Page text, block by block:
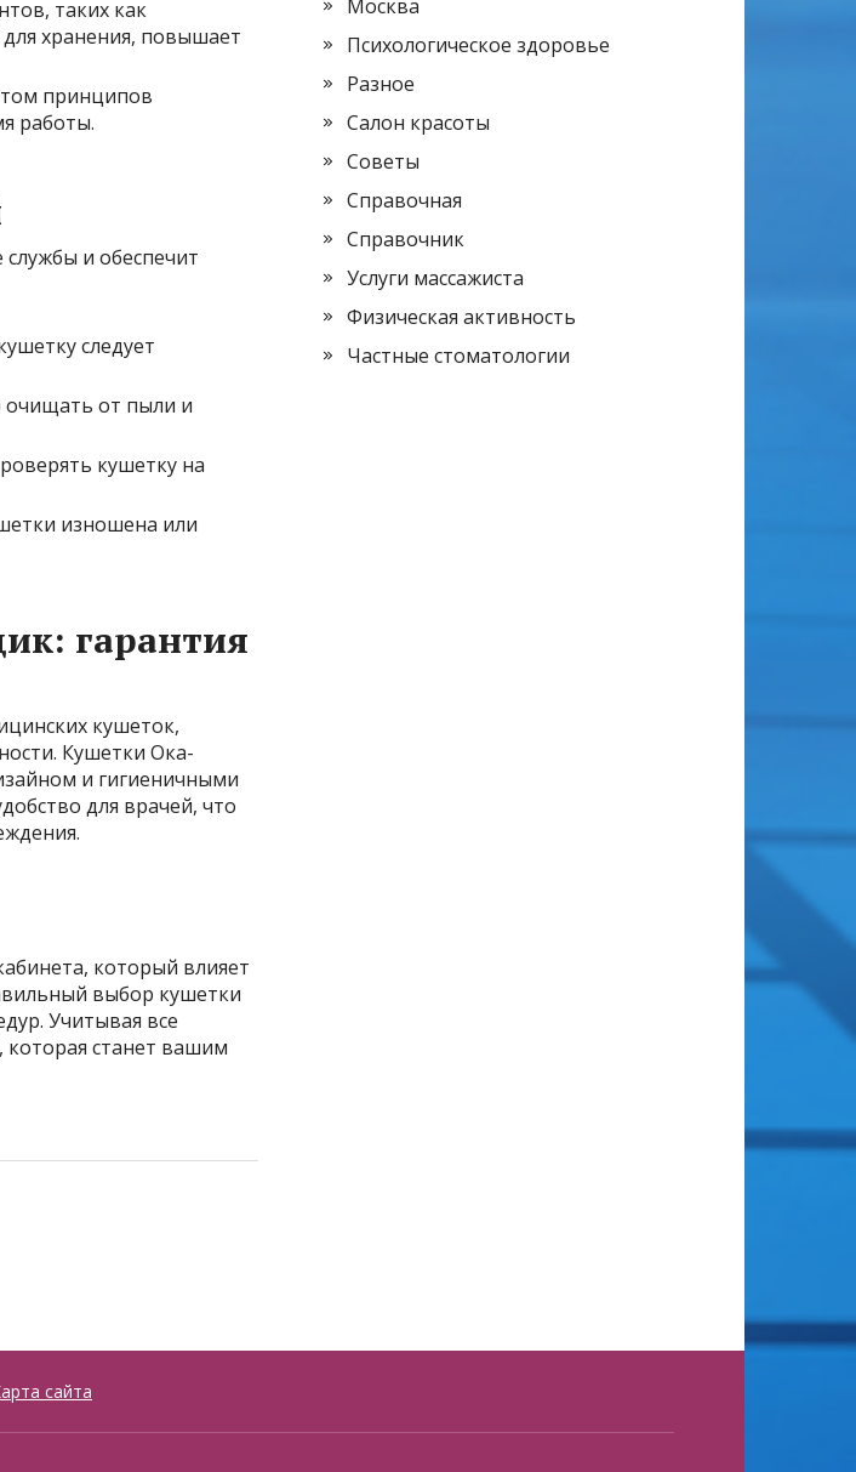
таких как
хранения, повышает
принципов
работы.
и обеспечит
следует
очищать от пыли и
кушетку на
изношена или
гарантия
кушеток,
Кушетки Ока-
и гигиеничными
для врачей, что
который влияет
выбор кушетки
Учитывая все
станет вашим
Москва
Психологическое здоровье
Разное
Салон красоты
Советы
Справочная
Справочник
Услуги массажиста
Физическая активность
Частные стоматологии
сайта